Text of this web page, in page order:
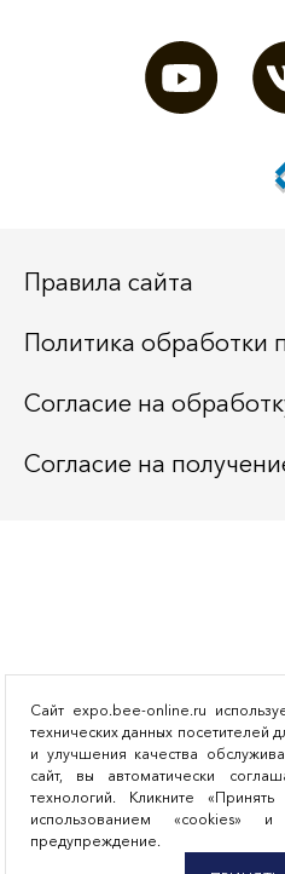
Правила сайта
Политика обработки
Согласие на
Согласие на
Сайт expo.bee-online.ru
технических данных посетителей
и улучшения качества
сайт, вы автоматически
технологий. Кликните
использованием
предупреждение.